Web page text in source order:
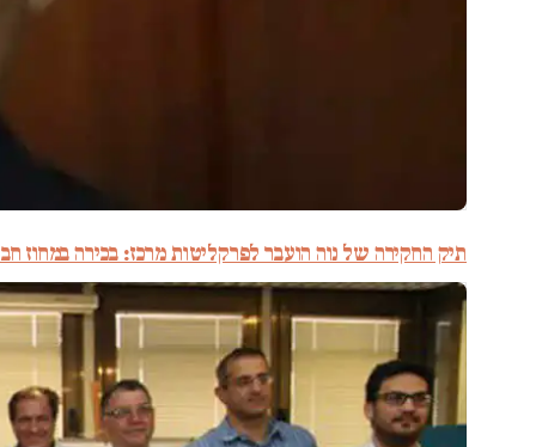
תיק החקירה של נוה הועבר לפרקליטות מרכז: בכירה במחוז